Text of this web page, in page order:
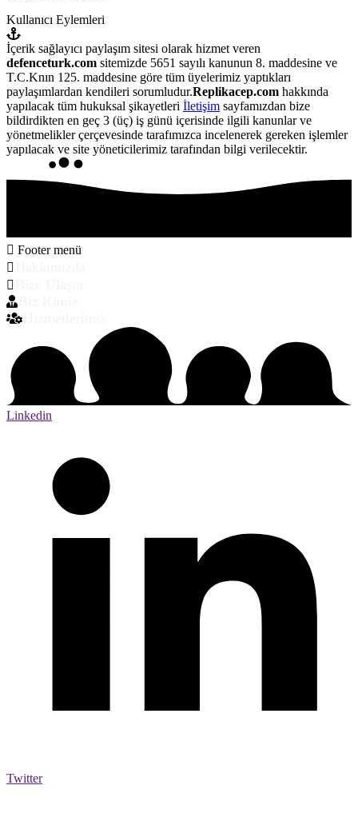
Kullanıcı Eylemleri
İçerik sağlayıcı paylaşım sitesi olarak hizmet veren
defenceturk.com sitemizde 5651 sayılı kanunun 8. maddesine ve
T.C.Knın 125. maddesine göre tüm üyelerimiz yaptıkları
paylaşımlardan kendileri sorumludur.Replikacep.com hakkında
yapılacak tüm hukuksal şikayetleri İletişim sayfamızdan bize
bildirdikten en geç 3 (üç) iş günü içerisinde ilgili kanunlar ve
yönetmelikler çerçevesinde tarafımızca incelenerek gereken işlemler
yapılacak ve site yöneticilerimiz tarafından bilgi verilecektir.
Footer menü
Linkedin
Twitter